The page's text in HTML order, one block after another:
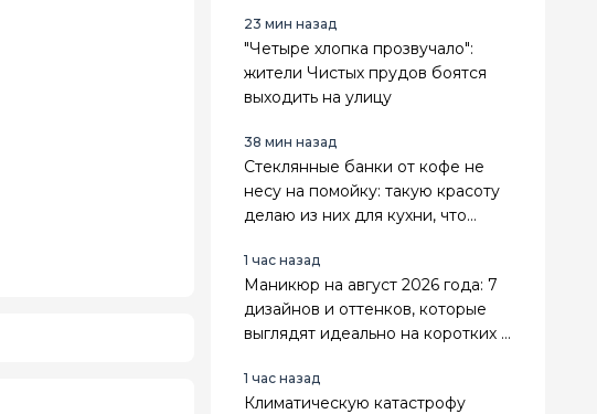
23 мин назад
"Четыре хлопка прозвучало":
жители Чистых прудов боятся
выходить на улицу
38 мин назад
Стеклянные банки от кофе не
несу на помойку: такую красоту
делаю из них для кухни, что
1 час назад
Маникюр на август 2026 года: 7
дизайнов и оттенков, которые
выглядят идеально на коротких и
1 час назад
Климатическую катастрофу